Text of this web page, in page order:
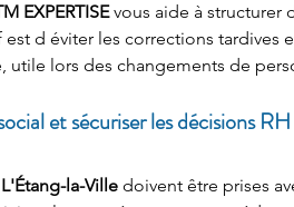
EXPERTISE vous aide à structurer
d éviter les corrections tardives
utile lors des changements de
et sécuriser les décisions RH
la-Ville doivent être prises